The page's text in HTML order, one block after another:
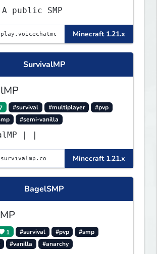
VCMC ┃ A public SMP
Minecraft 1.21.x
SurvivalMP
#survival #multiplayer
#pvp
#semi-vanilla
SurvivalMP | |
Minecraft 1.21.x
BagelSMP
1 #survival #pvp
#smp
#vanilla #anarchy